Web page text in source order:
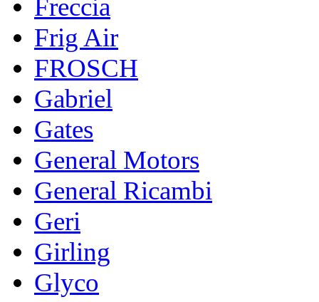
Freccia
Frig Air
FROSCH
Gabriel
Gates
General Motors
General Ricambi
Geri
Girling
Glyco